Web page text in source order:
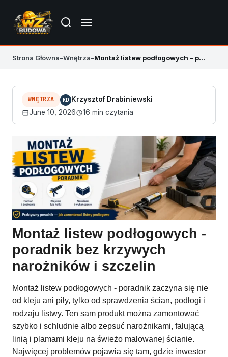
Strona Główna–Wnętrza– Montaż listew podłogowych – poradnik bez krzywych narożników
WNĘTRZA KD Krzysztof Drabiniewski
June 10, 2026
16 min czytania
Montaż listew podłogowych -
poradnik bez krzywych
narożników i szczelin
Montaż listew podłogowych - poradnik zaczyna się nie
od kleju ani piły, tylko od sprawdzenia ścian, podłogi i
rodzaju listwy. Ten sam produkt można zamontować
szybko i schludnie albo zepsuć narożnikami, falującą
linią i plamami kleju na świeżo malowanej ścianie.
Najwięcej problemów pojawia się tam, gdzie inwestor